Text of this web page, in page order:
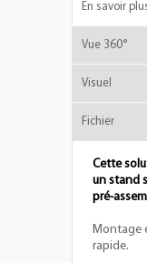
En savoir
Vue 360°
Visuel
Fichier
Cette
un stand
pré-
Montage
rapide.